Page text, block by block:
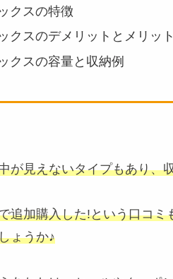
クスの特徴
クスのデメリットとメリット
クスの容量と収納例
が見えないタイプもあり、
追加購入した!という口コ
ょうか♪